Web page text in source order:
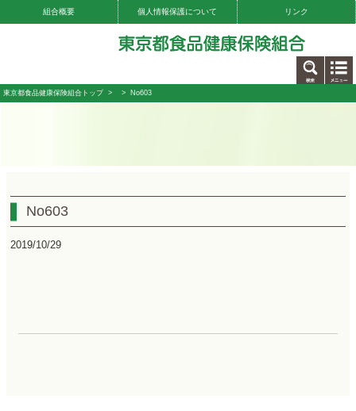
組合概要 個人情報保護について リンク
東京都食品健康保険組合トップ> > No603
No603
2019/10/29